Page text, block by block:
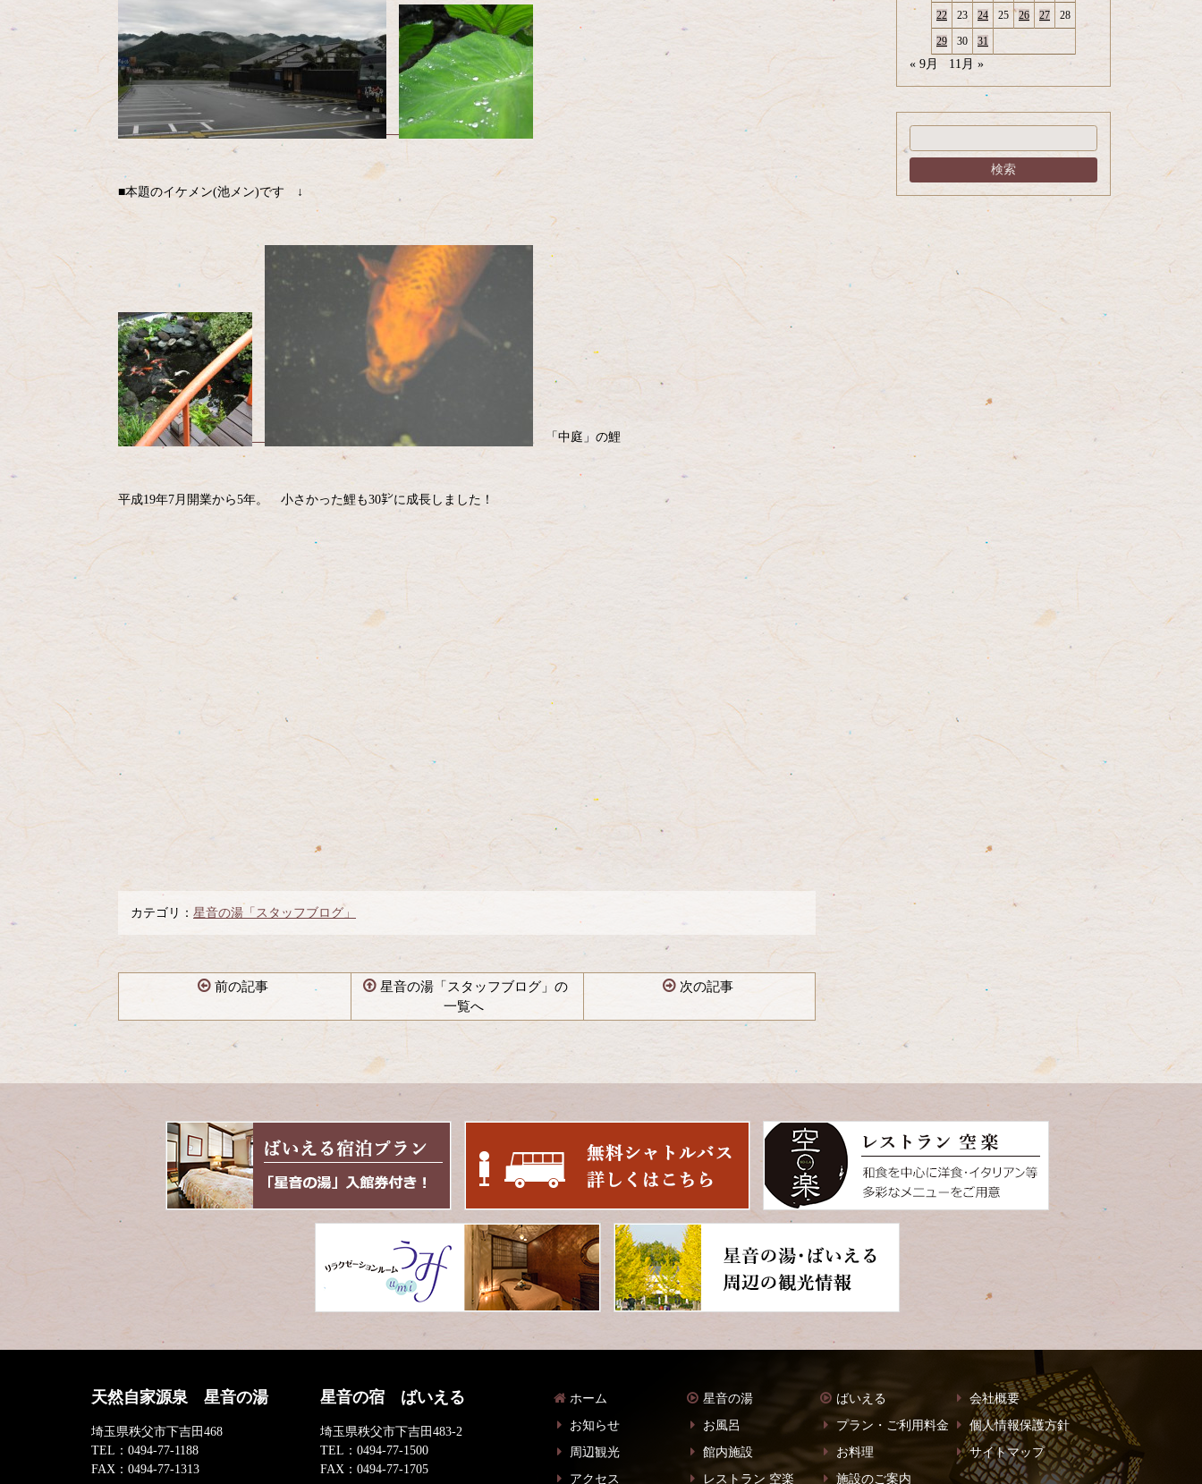
22 23 24 25 26 27 28
29 30 31
« 9月 11月 »
■本題のイケメン(池メン)です ↓
「中庭」の鯉
平成19年7月開業から5年。 小さかった鯉も30㌢に成長しました！
カテゴリ： 星音の湯「スタッフブログ」
前の記事
星音の湯「スタッフブログ」の
一覧へ
次の記事
ン
の
の
戻
天然自家源泉 星音の湯
埼玉県秩父市下吉田468
TEL： 0494-77-1188
FAX： 0494-77-1313
星音の宿 ばいえる
埼玉県秩父市下吉田483-2
TEL：0494-77-1500
FAX：0494-77-1705
ホーム
お知らせ
周辺観光
アクセス
星音の湯
お風呂
館内施設
レストラン 空楽
ばいえる
プラン・ご利用料金
お料理
施設のご案内
会社概要
個人情報保護方針
サイトマップ